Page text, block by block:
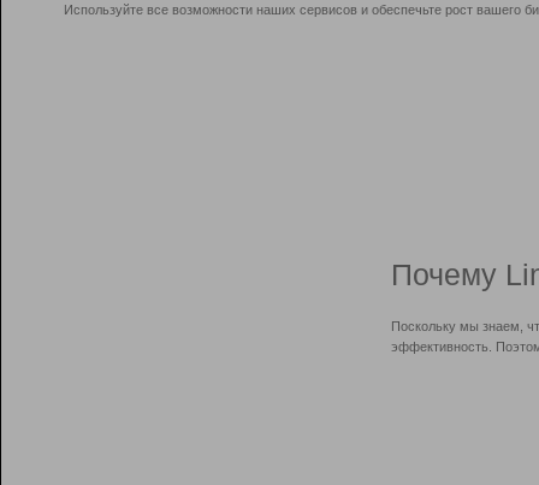
Используйте все возможности наших сервисов и обеспечьте рост вашего
Почему
Поскольку мы знаем,
эффективность.